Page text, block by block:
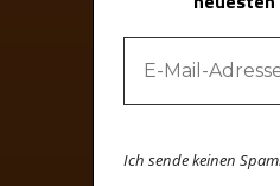
Ich sende keinen